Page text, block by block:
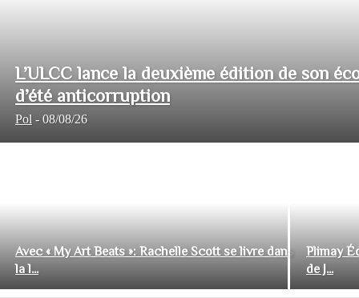
L’ULCC lance la deuxième édition de son
d’été anticorruption
Pol - 08/08/26
Avec « My Art Beats »: Rachelle Scott se livre dans
la l...
Plimay
de J...